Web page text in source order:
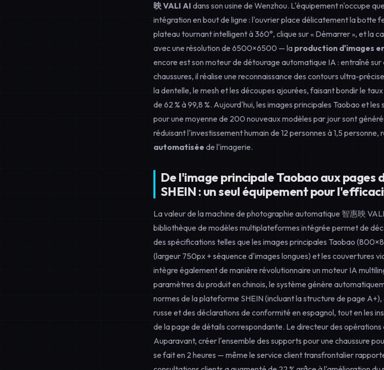
映 VALI AI dans son usine de Wenzhou. L'équipement n'occupe
intégration en bout de ligne : l'ouvrier place délicatement la botte
plateau tournant intelligent à 360°, clique sur « Démarrer », et la
avec une résolution de 6500×6500 — la production d'images
encore est son moteur de détourage automatique IA : entraîné sur
chaussures, il réalise une reconnaissance des contours ultra-
la dentelle, le mesh et les découpes ajourées, faisant bondir le
de 62 % à 99,8 %. Aujourd'hui, les images principales Taobao et
pour une moyenne de 200 nouveaux modèles par jour sont
réduisant l'investissement humain de 12 personnes à 1,5 personne,
automatisée de l'imagerie.
De l'image principale Taobao aux pages
SHEIN : un seul équipement pour
La valeur de la machine de photographie automatique 智惠映
bibliothèque de modèles multiplateformes intégrée permet de
des spécifications telles que les images principales Taobao
(largeur 750px + séquence d'images longues) et les couvertures
intègre également de manière révolutionnaire un moteur IA
paramètres du produit en chinois, le système génère
normes de la plateforme SHEIN (incluant la structure de page
russe et des déclarations de conformité en espagnol, tout en les
de la page de détails correspondante. Le directeur des opérations
Auparavant, créer l'ensemble des supports pour une chaussure
se fait en 2 heures — même le service client transfrontalier